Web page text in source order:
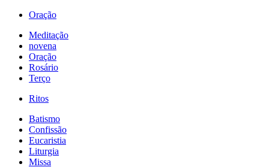
Oração
Meditação
novena
Oração
Rosário
Terço
Ritos
Batismo
Confissão
Eucaristia
Liturgia
Missa